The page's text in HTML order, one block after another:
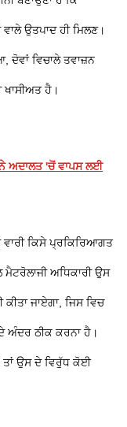
ਉਤਪਾਦ ਹੀ ਮਿਲਣ।
ਦੋਵਾਂ ਵਿਚਾਲੇ ਤਵਾਜ਼ਨ
ਖਾਸੀਅਤ ਹੈ।
ਨੇ ਅਦਾਲਤ 'ਚੋਂ ਵਾਪਸ ਲਈ
ਵਾਰੀ ਕਿਸੇ ਪ੍ਰਕਿਰਿਆਗਤ
ਅਧਿਕਾਰੀ ਉਸ
ਜਾਏਗਾ, ਜਿਸ ਵਿਚ
ਅੰਦਰ ਠੀਕ ਕਰਨਾ ਹੈ।
ਤਾਂ ਉਸ ਦੇ ਵਿਰੁੱਧ ਕੋਈ